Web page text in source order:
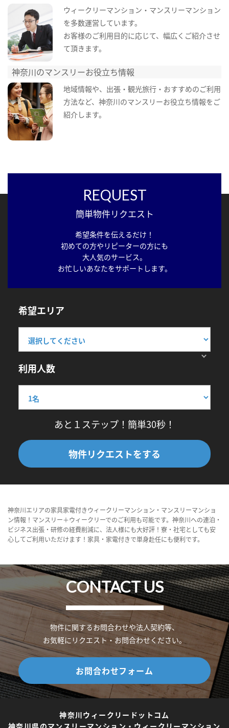
ウィークリーマンション・マンスリーマンション
を多数運営しています。
お客様のご利用目的に応じて、幅広くご紹介させ
て頂きます。
神奈川のマンスリーお役立ち情報
地域情報や、出張・観光旅行・おすすめのご利用
方法など、神奈川のマンスリーお役立ち情報をご
紹介します。
REQUEST
簡単物件リクエスト
希望条件を伝えるだけ！
初めての方やリピーターの方にも
大人気のサービス。
お忙しいあなたをサポートします。
希望エリア
利用人数
あと１ステップ！簡単30秒！
物件リクエストをする
神奈川エリアの家具家電付きウィークリーマンション・マンスリーマンショ
ン情報！マンスリー＋ウィークリーでのご利用も可能です。神奈川への連泊・
ビジネス出張・研修の経費削減に、法人様にも大好評！寮・社宅としても安
心してご利用いただけます！家具・家電付きで単身赴任にも便利です。
CONTACT US
物件に関するお問合わせや法人契約等、
お気軽にリクエスト・お問合わせください。
お問合わせフォーム
神奈川ウィークリードットコム